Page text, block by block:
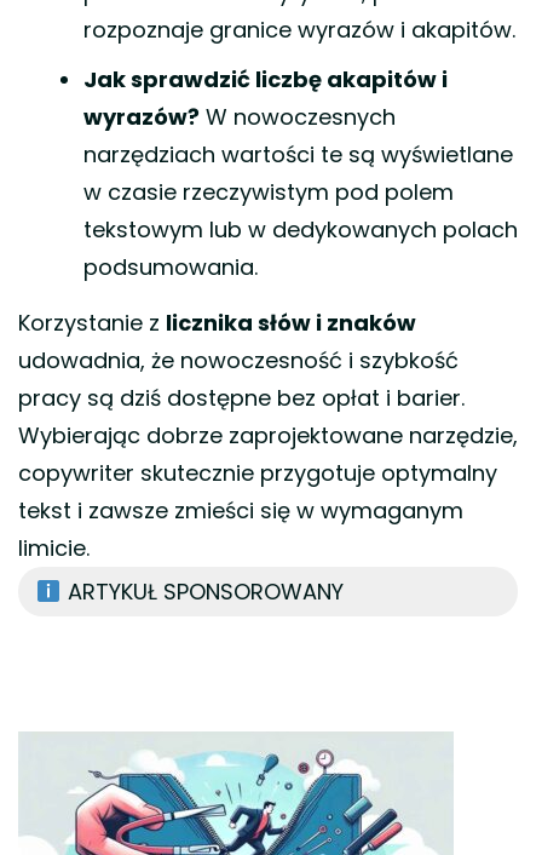
rozpoznaje granice wyrazów i akapitów.
Jak sprawdzić liczbę akapitów i
wyrazów? W nowoczesnych
narzędziach wartości te są wyświetlane
w czasie rzeczywistym pod polem
tekstowym lub w dedykowanych polach
podsumowania.
Korzystanie z licznika słów i znaków
udowadnia, że nowoczesność i szybkość
pracy są dziś dostępne bez opłat i barier.
Wybierając dobrze zaprojektowane narzędzie,
copywriter skutecznie przygotuje optymalny
tekst i zawsze zmieści się w wymaganym
limicie.
ARTYKUŁ SPONSOROWANY
Nawigacja
wpisu